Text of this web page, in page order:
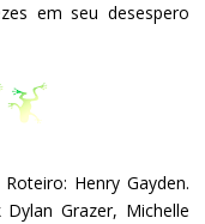
em seu desespero
Henry Gayden.
Dylan Grazer, Michelle